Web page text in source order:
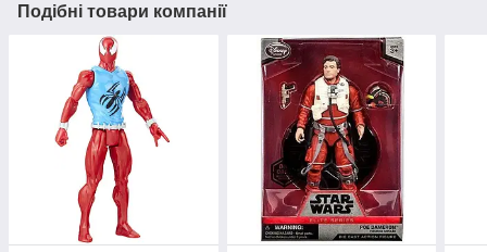
Подібні товари компанії